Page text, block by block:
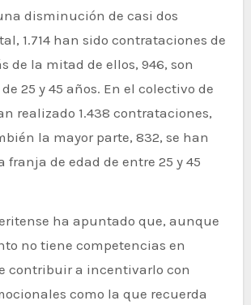
disminución de casi dos
1.714 han sido contrataciones de
de la mitad de ellos, 946, son
25 y 45 años. En el colectivo de
realizado 1.438 contrataciones,
la mayor parte, 832, se han
franja de edad de entre 25 y 45
ha apuntado que, aunque
no tiene competencias en
contribuir a incentivarlo con
como la que recuerda